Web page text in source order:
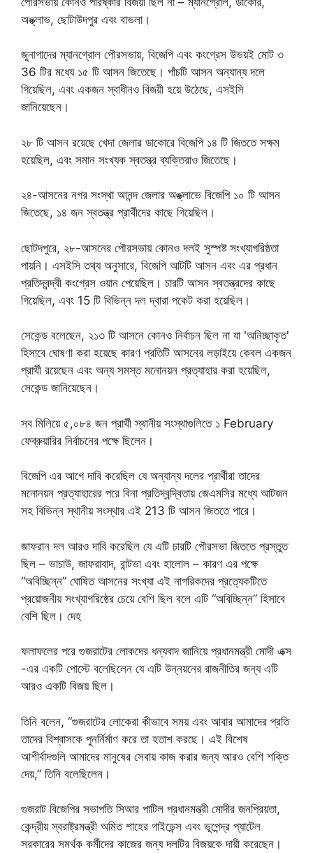
অঙ্ক্লাভ, ছোটাউদপুর এবং বাভলা।
জুনাগাদের ম্যানগ্রোল পৌরসভায়, বিজেপি এবং কংগ্রেস উভয়ই মোট ৩
36 টির মধ্যে ১৫ টি আসন জিতেছে। পাঁচটি আসন অন্যান্য দলে
গিয়েছিল, এবং একজন স্বাধীনও বিজয়ী হয়ে উঠেছে, এসইসি
জানিয়েছেন।
২৮ টি আসন রয়েছে খেদা জেলার ডাকোরে বিজেপি ১৪ টি জিততে সক্ষম
হয়েছিল, এবং সমান সংখ্যক স্বতন্ত্র ব্যক্তিরাও জিতেছে।
২৪-আসনের নগর সংস্থা আনন্দ জেলার অঙ্ক্লাভে বিজেপি ১০ টি আসন
জিতেছে, ১৪ জন স্বতন্ত্র প্রার্থীদের কাছে গিয়েছিল।
ছোটদপুরে, ২৮-আসনের পৌরসভায় কোনও দলই সুস্পষ্ট সংখ্যাগরিষ্ঠতা
পায়নি। এসইসি তথ্য অনুসারে, বিজেপি আটটি আসন এবং এর প্রধান
প্রতিদ্বন্দ্বী কংগ্রেস ওয়ান পেয়েছিল। চারটি আসন স্বতন্ত্রদের কাছে
গিয়েছিল, এবং 15 টি বিভিন্ন দল দ্বারা পকেট করা হয়েছিল।
সেকেন্ড বলেছেন, ২১৩ টি আসনে কোনও নির্বাচন ছিল না যা 'অনিচ্ছাকৃত'
হিসাবে ঘোষণা করা হয়েছে কারণ প্রতিটি আসনের লড়াইয়ে কেবল একজন
প্রার্থী রয়েছেন এবং অন্য সমস্ত মনোনয়ন প্রত্যাহার করা হয়েছিল,
সেকেন্ড জানিয়েছেন।
সব মিলিয়ে ৫,০৮৪ জন প্রার্থী স্থানীয় সংস্থাগুলিতে ১ February
ফেব্রুয়ারির নির্বাচনের পক্ষে ছিলেন।
বিজেপি এর আগে দাবি করেছিল যে অন্যান্য দলের প্রার্থীরা তাদের
মনোনয়ন প্রত্যাহারের পরে বিনা প্রতিদ্বন্দ্বিতায় জেএমসির মধ্যে আটজন
সহ বিভিন্ন স্থানীয় সংস্থার এই 213 টি আসন জিততে পারে।
জাফরান দল আরও দাবি করেছিল যে এটি চারটি পৌরসভা জিততে প্রস্তুত
ছিল – ভাচাউ, জাফরাবাদ, বান্টভা এবং হালোল – কারণ এর পক্ষে
“অবিচ্ছিন্ন” ঘোষিত আসনের সংখ্যা এই নাগরিকদের প্রত্যেকটিতে
প্রয়োজনীয় সংখ্যাগরিষ্ঠের চেয়ে বেশি ছিল বলে এটি “অবিচ্ছিন্ন” হিসাবে
বেশি ছিল। দেহ
ফলাফলের পরে গুজরাটের লোকদের ধন্যবাদ জানিয়ে প্রধানমন্ত্রী মোদী এক্স
-এর একটি পোস্টে বলেছিলেন যে এটি উন্নয়নের রাজনীতির জন্য এটি
আরও একটি বিজয় ছিল।
তিনি বলেন, “গুজরাটের লোকেরা কীভাবে সময় এবং আবার আমাদের প্রতি
তাদের বিশ্বাসকে পুনর্নির্মাণ করে তা হতাশ করছে। এই বিশেষ
আশীর্বাদগুলি আমাদের মানুষের সেবায় কাজ করার জন্য আরও বেশি শক্তি
দেয়,” তিনি বলেছিলেন।
গুজরাট বিজেপির সভাপতি সিআর পাটিল প্রধানমন্ত্রী মোদীর জনপ্রিয়তা,
কেন্দ্রীয় স্বরাষ্ট্রমন্ত্রী অমিত শাহের গাইডেন্স এবং ভূপেন্দ্র প্যাটেল
সরকারের সমর্থক কর্মীদের কাজের জন্য দলটির বিজয়কে দায়ী করেছেন।